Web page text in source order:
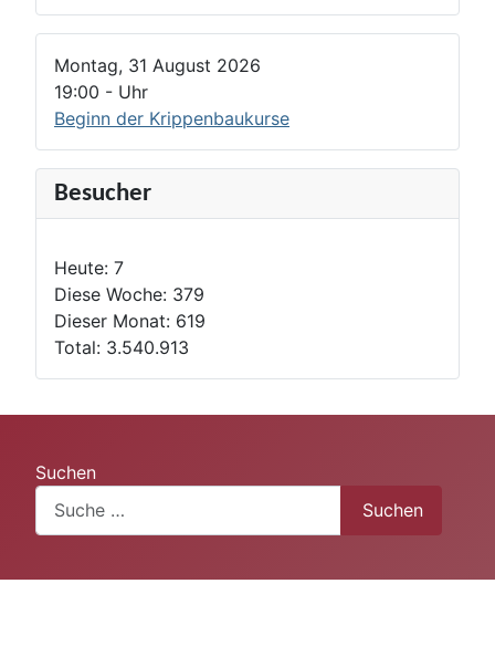
Montag, 31 August 2026
19:00 - Uhr
Beginn der Krippenbaukurse
Besucher
Heute: 7
Diese Woche: 379
Dieser Monat: 619
Total: 3.540.913
Suchen
Suchen